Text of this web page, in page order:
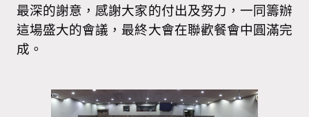
最深的謝意，感謝大家的付出及努力，一同籌辦
這場盛大的會議，最終大會在聯歡餐會中圓滿完
成。